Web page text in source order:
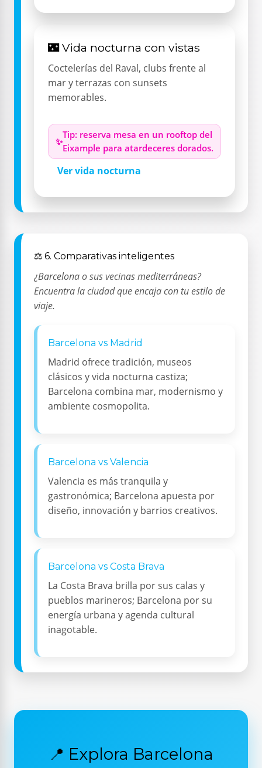
🌃 Vida nocturna con vistas
Coctelerías del Raval, clubs frente al
mar y terrazas con sunsets
memorables.
Tip: reserva mesa en un rooftop del
Eixample para atardeceres dorados.
Ver vida nocturna
⚖️ 6. Comparativas inteligentes
¿Barcelona o sus vecinas mediterráneas?
Encuentra la ciudad que encaja con tu estilo de
viaje.
Barcelona vs Madrid
Madrid ofrece tradición, museos
clásicos y vida nocturna castiza;
Barcelona combina mar, modernismo y
ambiente cosmopolita.
Barcelona vs Valencia
Valencia es más tranquila y
gastronómica; Barcelona apuesta por
diseño, innovación y barrios creativos.
Barcelona vs Costa Brava
La Costa Brava brilla por sus calas y
pueblos marineros; Barcelona por su
energía urbana y agenda cultural
inagotable.
📍 Explora Barcelona